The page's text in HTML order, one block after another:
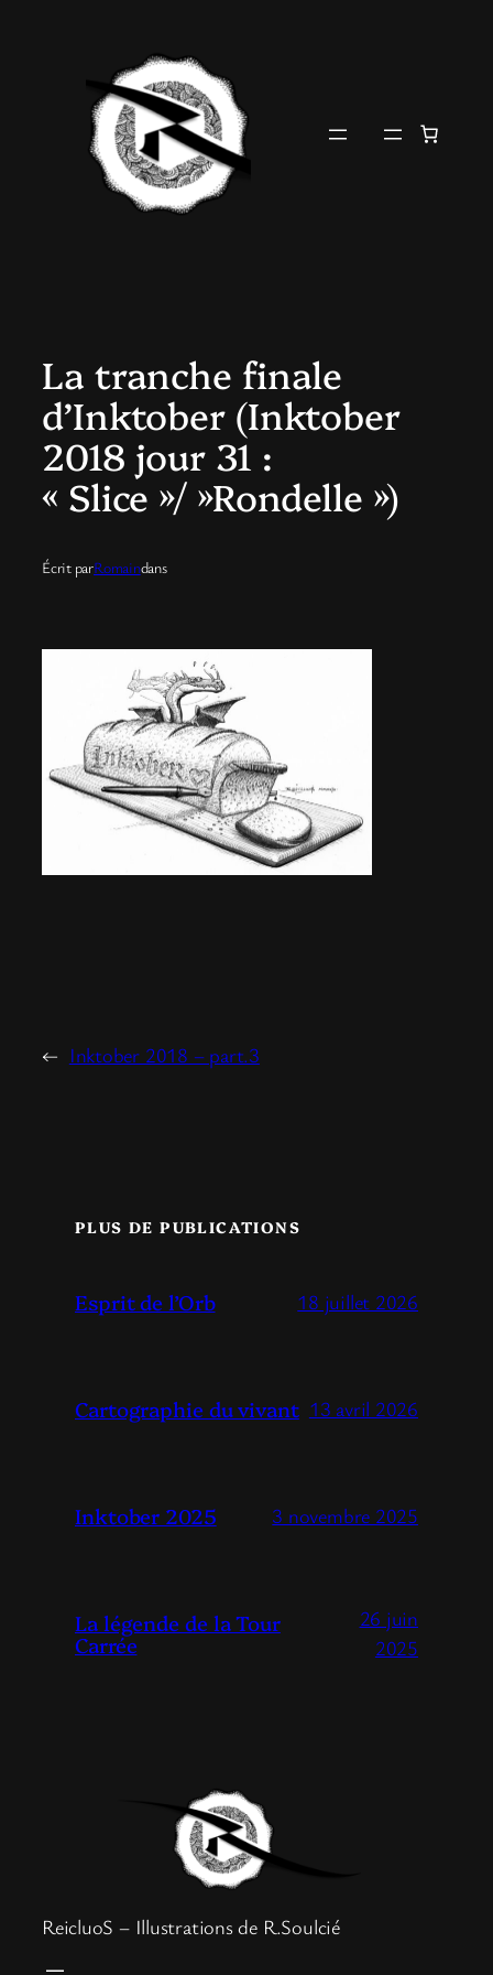
La tranche finale
d’Inktober (Inktober
2018 jour 31 :
« Slice »/ »Rondelle »)
Écrit parRomaindans
← Inktober 2018 – part.3
PLUS DE PUBLICATIONS
Esprit de l’Orb 18 juillet 2026
Cartographie du vivant 13 avril 2026
Inktober 2025 3 novembre 2025
La légende de la Tour
Carrée
26 juin
2025
ReicluoS – Illustrations de R.Soulcié